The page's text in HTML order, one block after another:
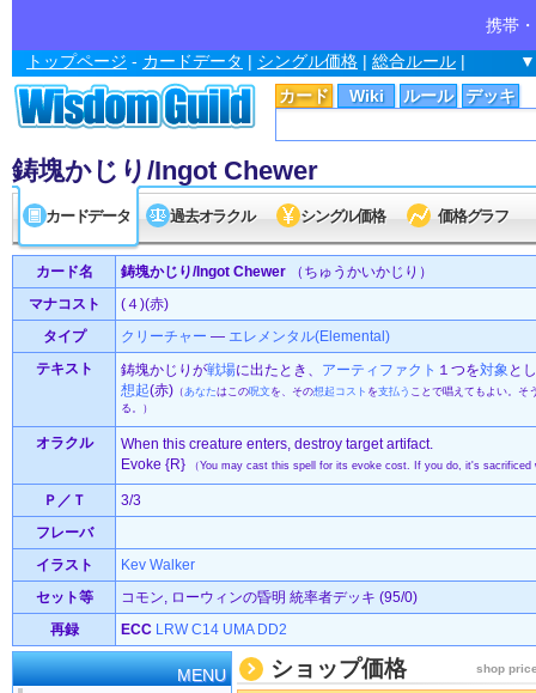
携帯
カード Wiki ルール デッキ
トップページ - カードデータ | シングル価格 | 総合ルール |
鋳塊かじり/Ingot Chewer
カードデータ 過去オラクル シングル価格 価格グラフ
カード名 鋳塊かじり/Ingot Chewer （ちゅうかいかじり）
マナコスト
(４)(赤)
タイプ
クリーチャー — エレメンタル(Elemental)
テキスト
鋳塊かじりが戦場に出たとき、 アーティファクト １つを対象 と
想起(赤) （あなたはこの呪文を、その想起 コスト を支払う ことで唱えてもよい。そ
る。）
オラクル
When this creature enters, destroy target artifact.
Evoke {R}
（You may cast this spell for its evoke cost. If you do, it's sacrificed
Ｐ／Ｔ
3/3
フレーバ
イラスト
Kev Walker
セット等
コモン, ローウィンの昏明 統率者デッキ (95/0)
再録
ECC LRW C14 UMA DD2
MENU
ショップ価格 shop